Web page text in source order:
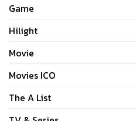
Game
Hilight
Movie
Movies ICO
The A List